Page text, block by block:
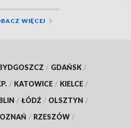
WIĘCEJ
/ GDAŃSK /
/ KATOWICE / KIELCE /
/ ŁÓDŹ / OLSZTYN /
/ RZESZÓW /